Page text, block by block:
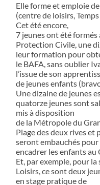
Elle forme et emploie
(centre de loisirs,
Cet été encore,
7 jeunes ont été formés
Protection Civile, une
leur formation pour
le BAFA, sans oublier
l’issue de son
de jeunes enfants
Une dizaine de jeunes
quatorze jeunes sont
mis à disposition
de la Métropole du
Plage des deux rives et
seront embauchés pour
encadrer les enfants
Et, par exemple, pour
Loisirs, ce sont deux
en stage pratique de